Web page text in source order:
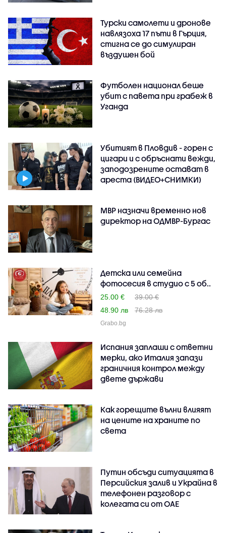
Турски самолети и дронове
навлязоха 17 пъти в Гърция,
стигна се до симулиран
въздушен бой
Футболен национал беше
убит с павета при грабеж в
Уганда
Убитият в Пловдив - горен с
цигари и с обръснати вежди,
заподозрените остават в
ареста (ВИДЕО+СНИМКИ)
МВР назначи временно нов
директор на ОДМВР-Бургас
Детска или семейна
фотосесия в студио с 5 об..
25.00 €
39.00 €
48.90 лв
76.28 лв
Grabo.bg
Испания заплаши с ответни
мерки, ако Италия запази
граничния контрол между
двете държави
Как горещите вълни влияят
на цените на храните по
света
Путин обсъди ситуацията в
Персийския залив и Украйна в
телефонен разговор с
колегата си от ОАЕ